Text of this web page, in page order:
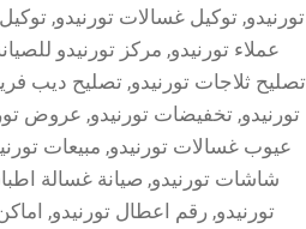
تورنيدو, توكيل غسالات تورنيدو,
عملاء تورنيدو, مركز تورنيدو
تصليح ثلاجات تورنيدو, تصليح ديب
تورنيدو, تخفيضات تورنيدو, عروض
عيوب غسالات تورنيدو, مبيعات
شاشات تورنيدو, صيانة غسالة
تورنيدو, رقم اعطال تورنيدو,